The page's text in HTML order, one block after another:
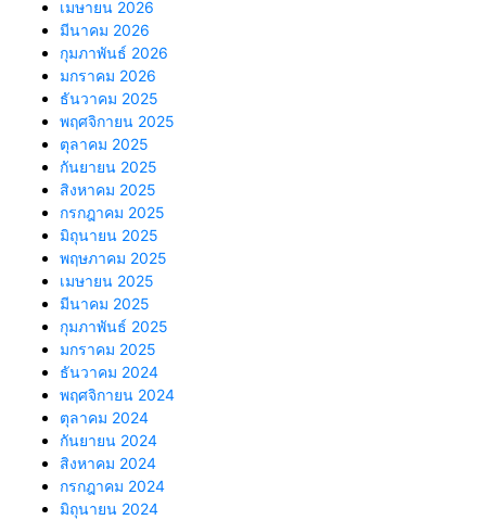
เมษายน 2026
มีนาคม 2026
กุมภาพันธ์ 2026
มกราคม 2026
ธันวาคม 2025
พฤศจิกายน 2025
ตุลาคม 2025
กันยายน 2025
สิงหาคม 2025
กรกฎาคม 2025
มิถุนายน 2025
พฤษภาคม 2025
เมษายน 2025
มีนาคม 2025
กุมภาพันธ์ 2025
มกราคม 2025
ธันวาคม 2024
พฤศจิกายน 2024
ตุลาคม 2024
กันยายน 2024
สิงหาคม 2024
กรกฎาคม 2024
มิถุนายน 2024